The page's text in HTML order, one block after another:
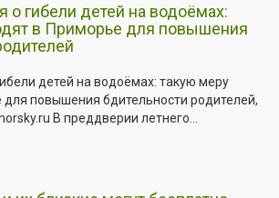
гибели детей на водоёмах:
в Приморье для повышения
детей на водоёмах: такую меру
повышения бдительности родителей,
В преддверии летнего...